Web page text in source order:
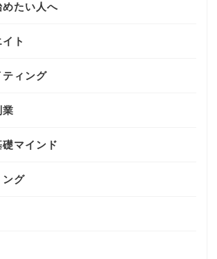
めたい人へ
ト
ティング
業
マインド
ング